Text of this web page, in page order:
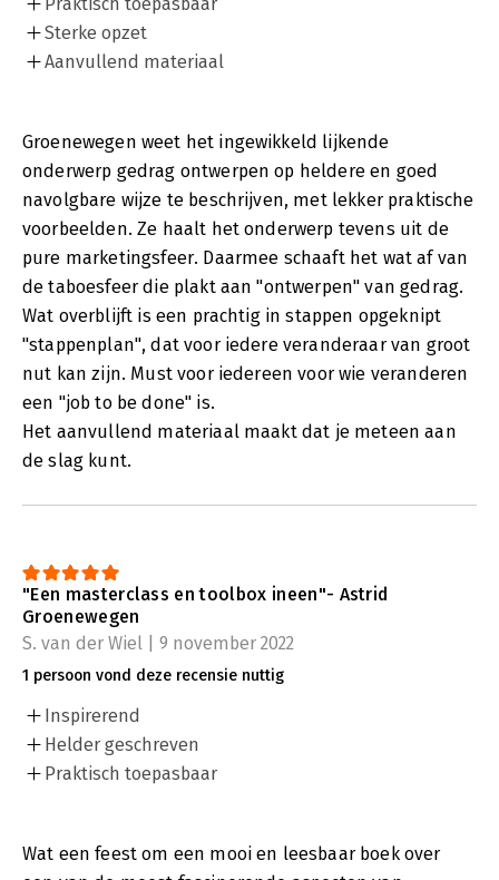
Sterke opzet
Aanvullend materiaal
Groenewegen weet het ingewikkeld lijkende
onderwerp gedrag ontwerpen op heldere en goed
navolgbare wijze te beschrijven, met lekker praktische
voorbeelden. Ze haalt het onderwerp tevens uit de
pure marketingsfeer. Daarmee schaaft het wat af van
de taboesfeer die plakt aan "ontwerpen" van gedrag.
Wat overblijft is een prachtig in stappen opgeknipt
"stappenplan", dat voor iedere veranderaar van groot
nut kan zijn. Must voor iedereen voor wie veranderen
een "job to be done" is.
Het aanvullend materiaal maakt dat je meteen aan
de slag kunt.
"Een masterclass en toolbox ineen"- Astrid
Groenewegen
S. van der Wiel | 9 november 2022
1 persoon vond deze recensie nuttig
Inspirerend
Helder geschreven
Praktisch toepasbaar
Wat een feest om een mooi en leesbaar boek over